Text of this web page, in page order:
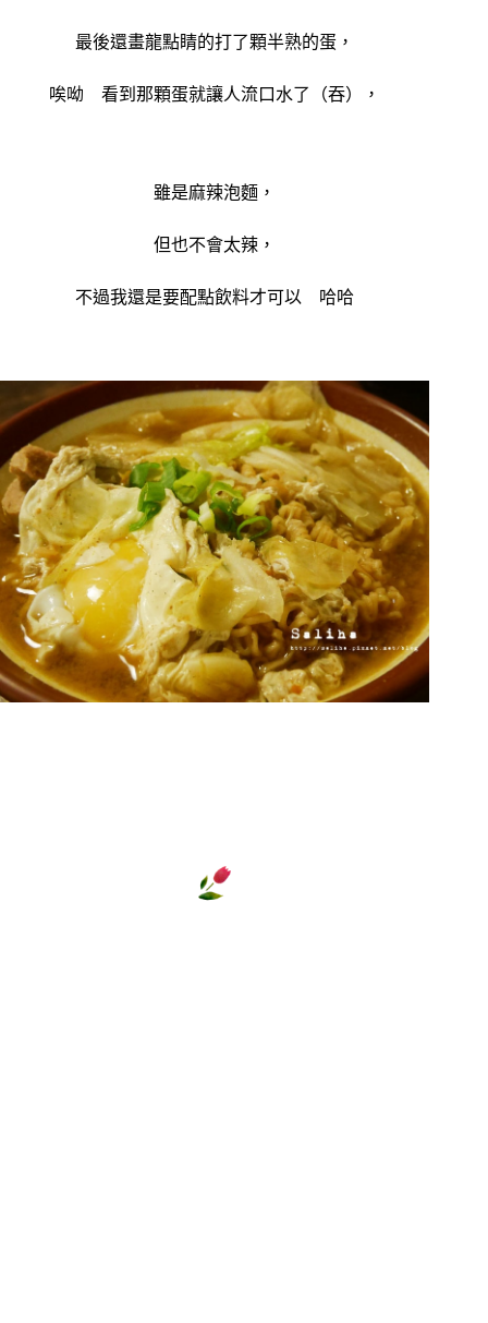
最後還畫龍點睛的打了顆半熟的蛋，
唉呦 看到那顆蛋就讓人流口水了（吞），
雖是麻辣泡麵，
但也不會太辣，
不過我還是要配點飲料才可以 哈哈